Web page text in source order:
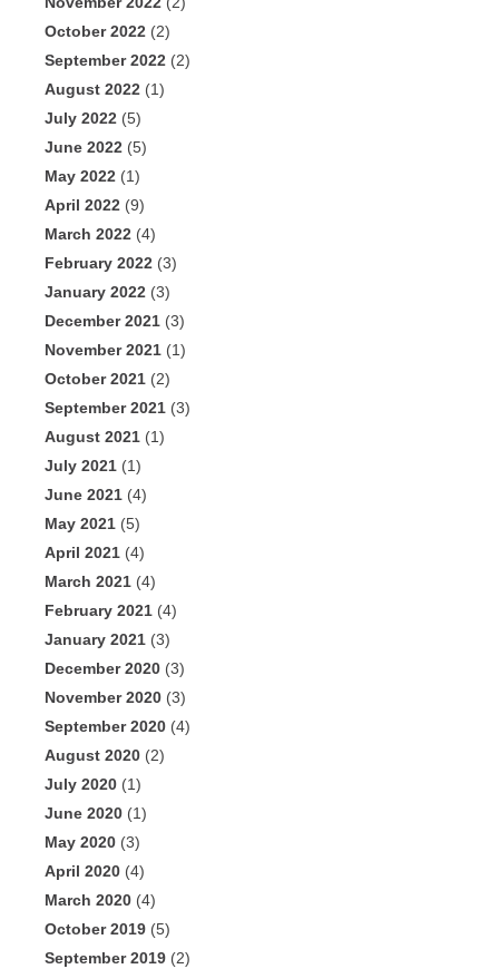
October 2022 (2)
September 2022 (2)
August 2022 (1)
July 2022 (5)
June 2022 (5)
May 2022 (1)
April 2022 (9)
March 2022 (4)
February 2022 (3)
January 2022 (3)
December 2021 (3)
November 2021 (1)
October 2021 (2)
September 2021 (3)
August 2021 (1)
July 2021 (1)
June 2021 (4)
May 2021 (5)
April 2021 (4)
March 2021 (4)
February 2021 (4)
January 2021 (3)
December 2020 (3)
November 2020 (3)
September 2020 (4)
August 2020 (2)
July 2020 (1)
June 2020 (1)
May 2020 (3)
April 2020 (4)
March 2020 (4)
October 2019 (5)
September 2019 (2)